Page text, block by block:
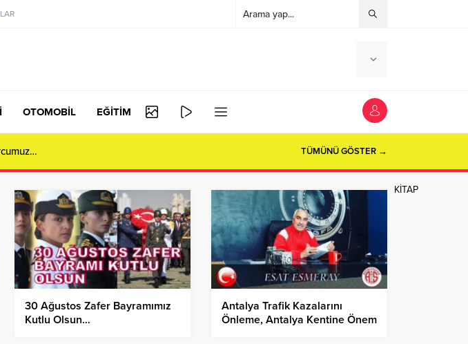
OTOMOBİL EĞİTİM
Bizim, Mağduriyet Bizim!” TÜMÜNÜ GÖSTER →
KİTAP
30 Ağustos Zafer Bayramımız
Kutlu Olsun…
Antalya Trafik Kazalarını
Önleme, Antalya Kentine Önem